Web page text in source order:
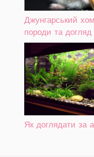
Джунгарський
породи та догляд
Як доглядати за